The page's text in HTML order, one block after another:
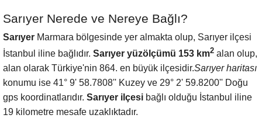
Sarıyer Nerede ve Nereye Bağlı?
Sarıyer Marmara bölgesinde yer almakta olup, Sarıyer ilçesi
İstanbul iline bağlıdır. Sarıyer yüzölçümü 153 km2 alan olup,
alan olarak Türkiye'nin 864. en büyük ilçesidir.Sarıyer haritası
konumu ise 41° 9' 58.7808'' Kuzey ve 29° 2' 59.8200'' Doğu
gps koordinatlarıdır. Sarıyer ilçesi bağlı olduğu İstanbul iline
19 kilometre mesafe uzaklıktadır.